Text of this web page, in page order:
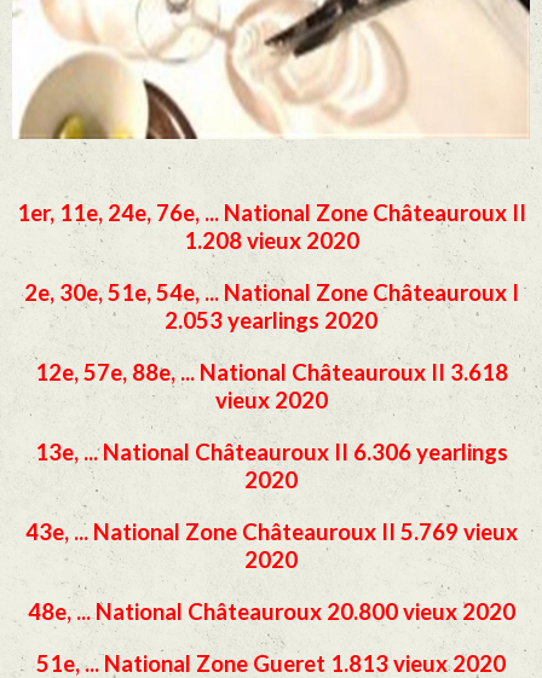
1er, 11e, 24e, 76e, ... National Zone Châteauroux II
1.208 vieux 2020
2e, 30e, 51e, 54e, ... National Zone Châteauroux I
2.053 yearlings 2020
12e, 57e, 88e, ... National Châteauroux II 3.618
vieux 2020
13e, ... National Châteauroux II 6.306 yearlings
2020
43e, ... National Zone Châteauroux II 5.769 vieux
2020
48e, ... National Châteauroux 20.800 vieux 2020
51e, ... National Zone Gueret 1.813 vieux 2020